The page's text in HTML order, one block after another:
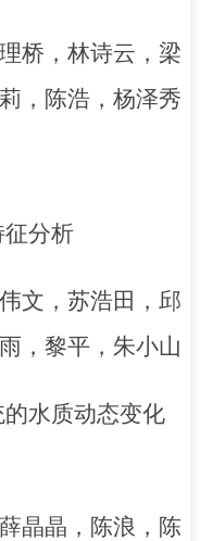
桥，林诗云，梁
莉，陈浩，杨泽秀
分析
文，苏浩田，邱
雨，黎平，朱小山
水质动态变化
晶晶，陈浪，陈